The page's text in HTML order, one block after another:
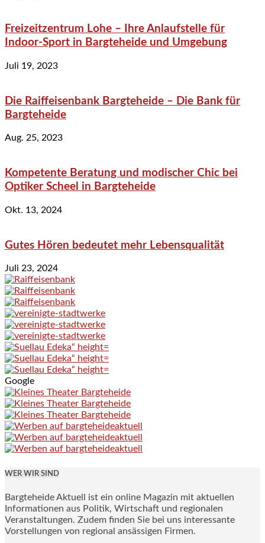
Freizeitzentrum Lohe – Ihre Anlaufstelle für
Indoor-Sport in Bargteheide und Umgebung
Juli 19, 2023
Die Raiffeisenbank Bargteheide – Die Bank für
Bargteheide
Aug. 25, 2023
Kompetente Beratung und modischer Chic bei
Optiker Scheel in Bargteheide
Okt. 13, 2024
Gutes Hören bedeutet mehr Lebensqualität
Juli 23, 2024
Google
WER WIR SIND
Bargteheide Aktuell ist ein online Magazin mit aktuellen
Informationen aus Politik, Wirtschaft und regionalen
Veranstaltungen. Zudem finden Sie bei uns interessante
Vorstellungen von regional ansässigen Firmen.